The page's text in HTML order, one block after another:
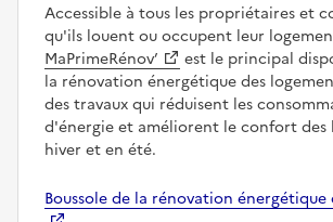
Accessible à tous les propriétaires et
qu'ils louent ou occupent leur
MaPrimeRénov’
est le principal
la rénovation énergétique des
des travaux qui réduisent les
d'énergie et améliorent le confort des
hiver et en été.
Boussole de la rénovation énergétique